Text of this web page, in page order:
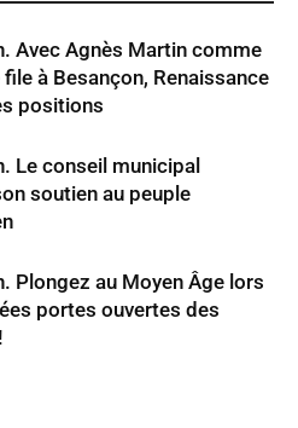
Avec Agnès Martin comme
à Besançon, Renaissance
positions
Le conseil municipal
soutien au peuple
Plongez au Moyen Âge lors
portes ouvertes des